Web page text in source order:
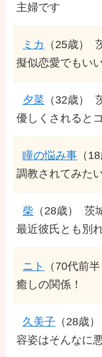
主婦です
ミカ （25歳）
擬似恋愛でもい
夕菜 （32歳）
優しくされると
瞳の悩み事 （
調教されてみた
柴 （28歳）
茨
最近彼氏とも別
ニト （70代前半
癒しの関係！
久美子 （28歳）
容姿はそんなに